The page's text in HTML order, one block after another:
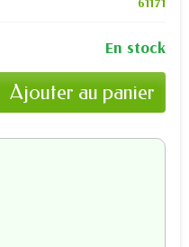
En stock
Ajouter au panier